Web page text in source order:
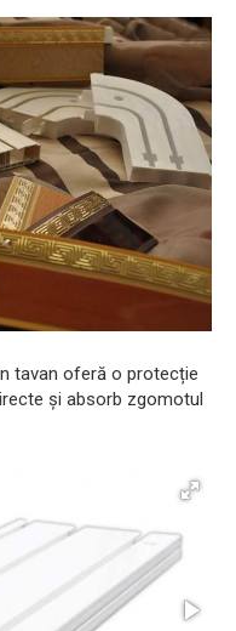
tavan oferă o protecție
și absorb zgomotul